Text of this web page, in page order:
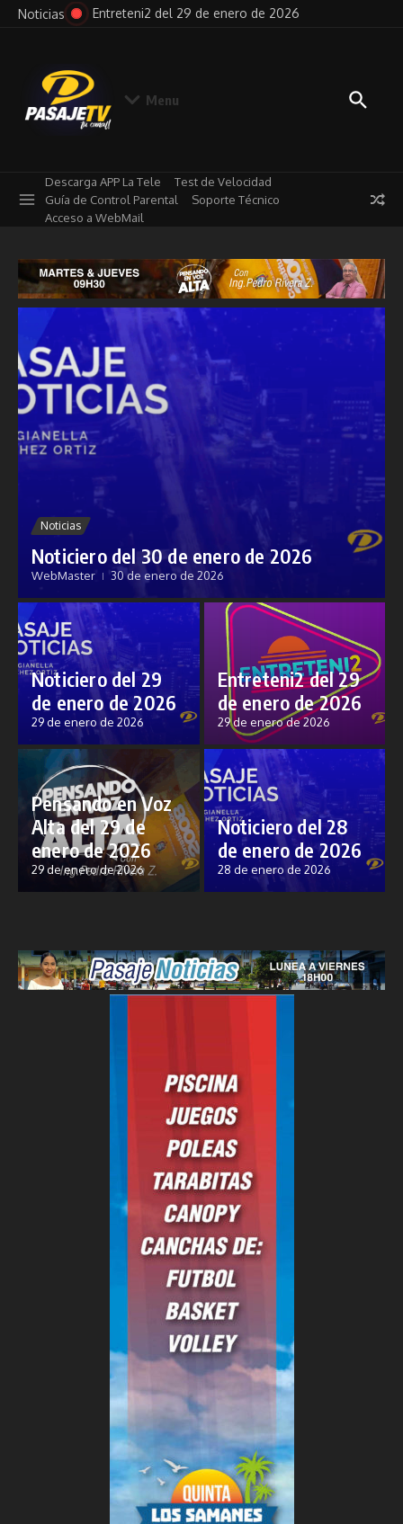
Saltar al contenido
Noticias Pensando en Voz Alta del 29 de enero de 2026
Menu
Descarga APP La Tele
Test de Velocidad
Guía de Control Parental
Soporte Técnico
Acceso a WebMail
Noticias
Noticiero del 30 de enero de 2026
WebMaster 30 de enero de 2026
Noticiero del 29
de enero de 2026
29 de enero de 2026
Entreteni2 del 29
de enero de 2026
29 de enero de 2026
Pensando en Voz
Alta del 29 de
enero de 2026
29 de enero de 2026
Noticiero del 28
de enero de 2026
28 de enero de 2026